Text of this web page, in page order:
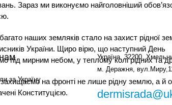
Зараз ми виконуємо найголовніший
наших земляків стало на захист рідної
України. Щиро вірю, що наступний День
під мирним небом, у теплому колі рідних та
на фронті не лише рідну землю, а й
Конституцією.
за Україну
Україна, 32200,
м. Деражня,